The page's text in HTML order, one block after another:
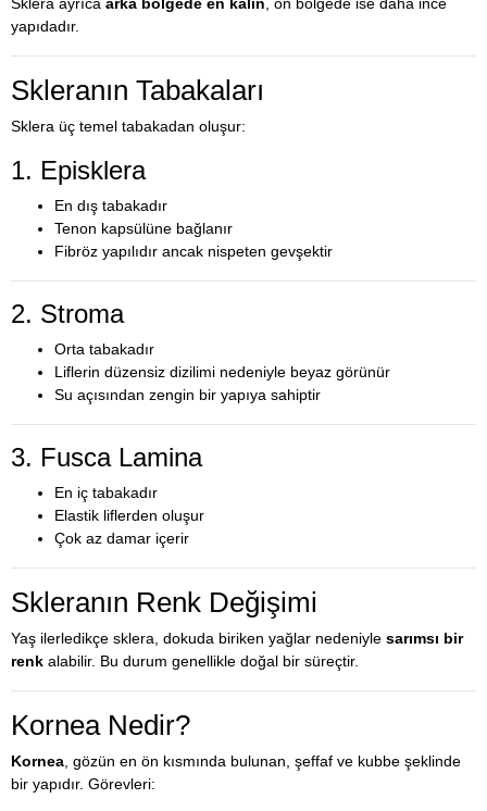
Sklera ayrıca arka bölgede en kalın, ön bölgede ise daha ince
yapıdadır.
Skleranın Tabakaları
Sklera üç temel tabakadan oluşur:
1. Episklera
En dış tabakadır
Tenon kapsülüne bağlanır
Fibröz yapılıdır ancak nispeten gevşektir
2. Stroma
Orta tabakadır
Liflerin düzensiz dizilimi nedeniyle beyaz görünür
Su açısından zengin bir yapıya sahiptir
3. Fusca Lamina
En iç tabakadır
Elastik liflerden oluşur
Çok az damar içerir
Skleranın Renk Değişimi
Yaş ilerledikçe sklera, dokuda biriken yağlar nedeniyle sarımsı bir
renk alabilir. Bu durum genellikle doğal bir süreçtir.
Kornea Nedir?
Kornea, gözün en ön kısmında bulunan, şeffaf ve kubbe şeklinde
bir yapıdır. Görevleri: